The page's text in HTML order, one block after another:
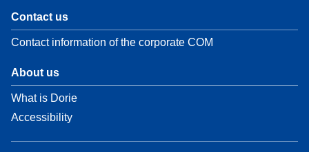
Contact us
Contact information of the corporate COM
About us
What is Dorie
Accessibility